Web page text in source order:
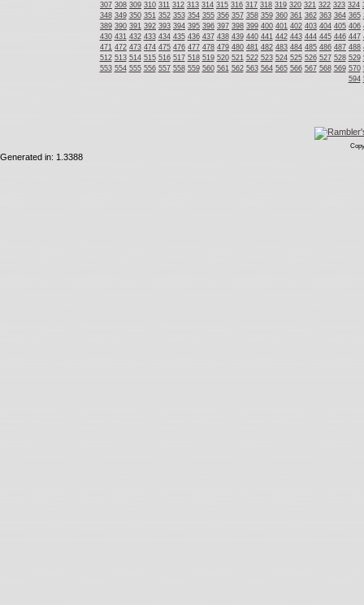
307 308 309 310 311 312 313 314 315 316 317 318 319 320 321 322 323 324
348 349 350 351 352 353 354 355 356 357 358 359 360 361 362 363 364 365
389 390 391 392 393 394 395 396 397 398 399 400 401 402 403 404 405 406
430 431 432 433 434 435 436 437 438 439 440 441 442 443 444 445 446 447
471 472 473 474 475 476 477 478 479 480 481 482 483 484 485 486 487 488
512 513 514 515 516 517 518 519 520 521 522 523 524 525 526 527 528 529
553 554 555 556 557 558 559 560 561 562 563 564 565 566 567 568 569 570
594
Generated in: 1.3388